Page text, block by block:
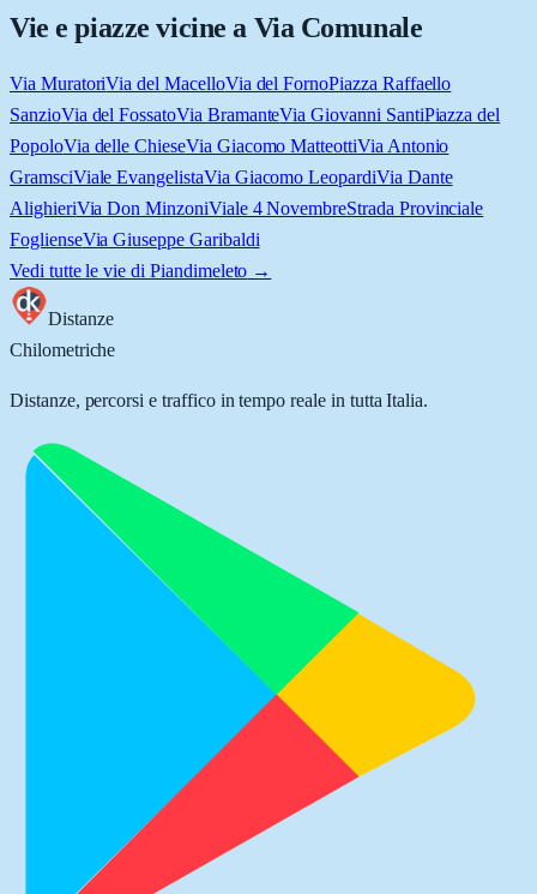
Vie e piazze vicine a Via Comunale
Via MuratoriVia del MacelloVia del FornoPiazza Raffaello
SanzioVia del FossatoVia BramanteVia Giovanni SantiPiazza del
PopoloVia delle ChieseVia Giacomo MatteottiVia Antonio
GramsciViale EvangelistaVia Giacomo LeopardiVia Dante
AlighieriVia Don MinzoniViale 4 NovembreStrada Provinciale
FoglienseVia Giuseppe Garibaldi
Vedi tutte le vie di Piandimeleto →
Distanze
Chilometriche
Distanze, percorsi e traffico in tempo reale in tutta Italia.